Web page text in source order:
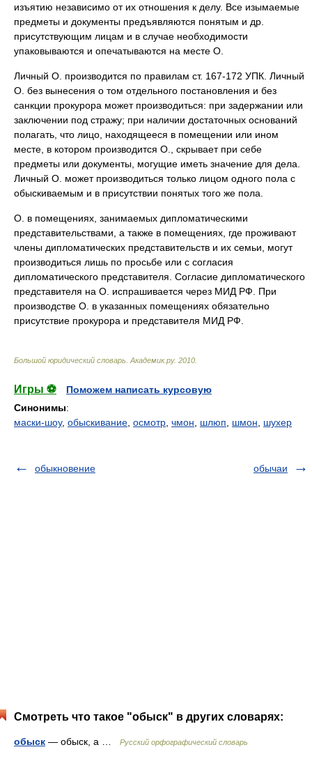
изъятию независимо от их отношения к делу. Все изымаемые
предметы и документы предъявляются понятым и др.
присутствующим лицам и в случае необходимости
упаковываются и опечатываются на месте О.
Личный О. производится по правилам ст. 167-172 УПК. Личный
О. без вынесения о том отдельного постановления и без
санкции прокурора может производиться: при задержании или
заключении под стражу; при наличии достаточных оснований
полагать, что лицо, находящееся в помещении или ином
месте, в котором производится О., скрывает при себе
предметы или документы, могущие иметь значение для дела.
Личный О. может производиться только лицом одного пола с
обыскиваемым и в присутствии понятых того же пола.
О. в помещениях, занимаемых дипломатическими
представительствами, а также в помещениях, где проживают
члены дипломатических представительств и их семьи, могут
производиться лишь по просьбе или с согласия
дипломатического представителя. Согласие дипломатического
представителя на О. испрашивается через МИД РФ. При
производстве О. в указанных помещениях обязательно
присутствие прокурора и представителя МИД РФ.
Большой юридический словарь Академик.ру. 2010
Игры ⚽
Поможем написать курсовую
Синонимы:
маски-шоу, обыскивание осмотр чмон шлюп шмон шухер
обыкновение обычаи
Смотреть что такое "обыск" в других словарях:
обыск — обыск, а … Русский орфографический словарь